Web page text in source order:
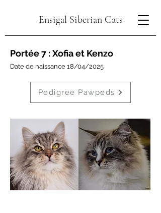
Ensigal Siberian Cats
Portée 7 : Xofia et Kenzo
Date de naissance 18/04/2025
Pedigree Pawpeds